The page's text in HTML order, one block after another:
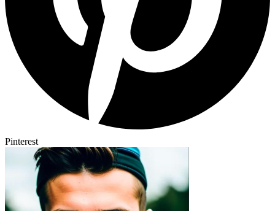
Pinterest